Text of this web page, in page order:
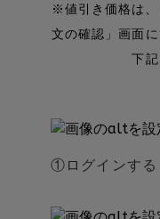
※値引き価格は、
文の確認」画面
下
①ログインする